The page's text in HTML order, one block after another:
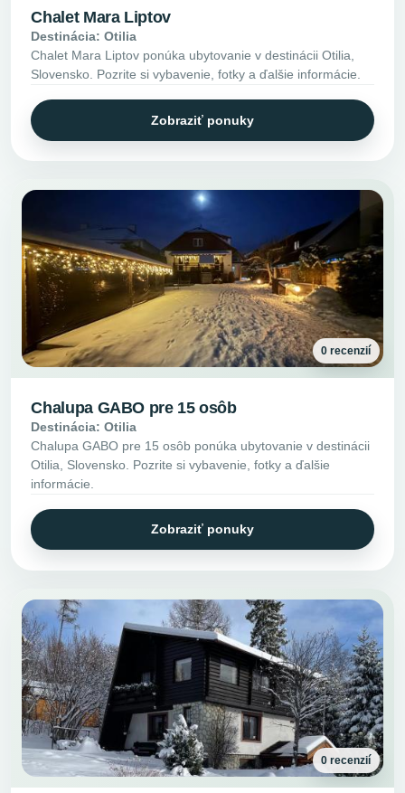
Chalet Mara Liptov
Destinácia: Otilia
Chalet Mara Liptov ponúka ubytovanie v destinácii Otilia,
Slovensko. Pozrite si vybavenie, fotky a ďalšie informácie.
Zobraziť ponuky
0 recenzií
Chalupa GABO pre 15 osôb
Destinácia: Otilia
Chalupa GABO pre 15 osôb ponúka ubytovanie v destinácii
Otilia, Slovensko. Pozrite si vybavenie, fotky a ďalšie
informácie.
Zobraziť ponuky
0 recenzií